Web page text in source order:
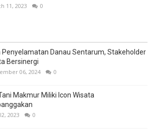
11, 2023 0
Penyelamatan Danau Sentarum, Stakeholder
Bersinergi
06, 2024 0
Makmur Miliki Icon Wisata
2023 0